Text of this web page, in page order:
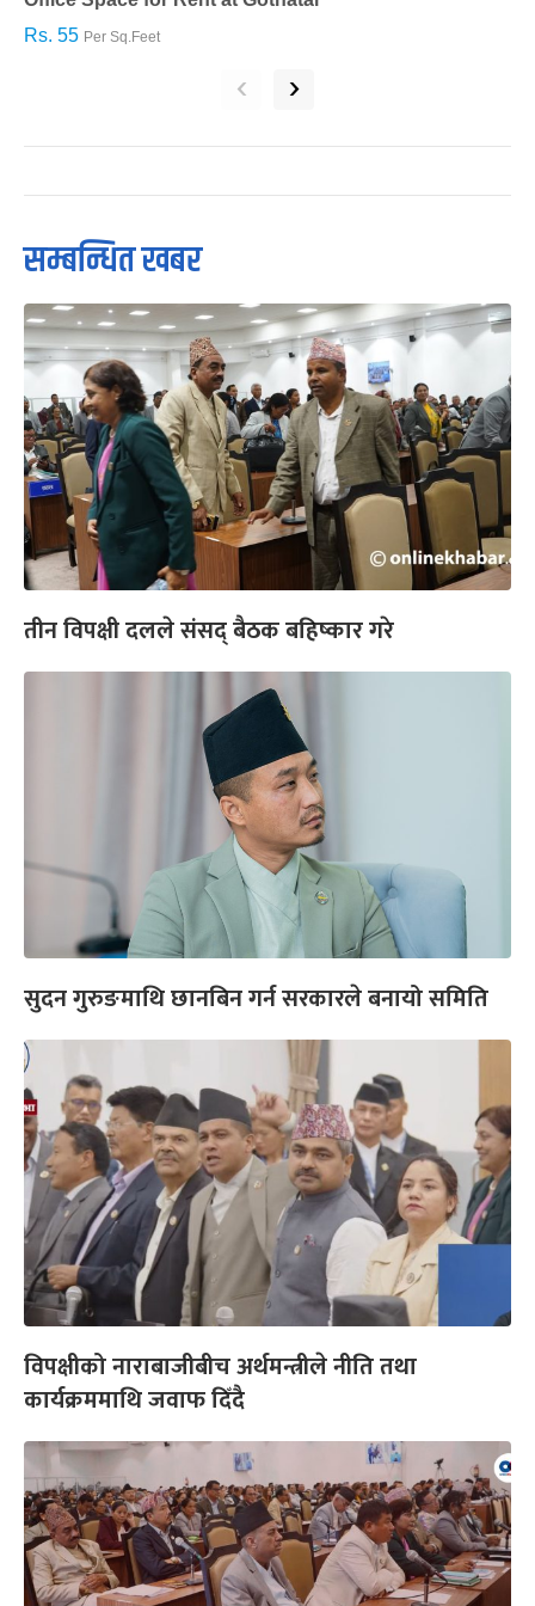
Rs. 55 Per Sq.Feet
‹ ›
सम्बन्धित खबर
तीन विपक्षी दलले संसद् बैठक बहिष्कार गरे
सुदन गुरुङमाथि छानबिन गर्न सरकारले बनायो समिति
विपक्षीको नाराबाजीबीच अर्थमन्त्रीले नीति तथा
कार्यक्रममाथि जवाफ दिँदै